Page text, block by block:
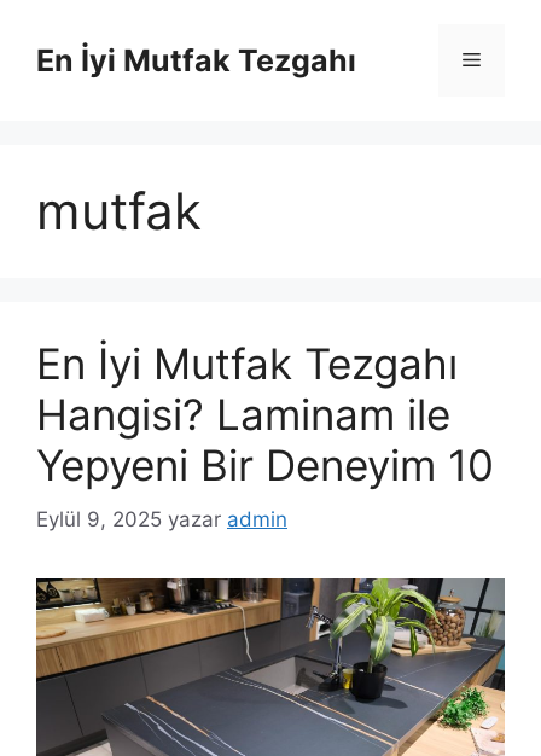
En İyi Mutfak Tezgahı Menü
mutfak
En İyi Mutfak Tezgahı
Hangisi? Laminam ile
Yepyeni Bir Deneyim 10
Eylül 9, 2025 yazar admin